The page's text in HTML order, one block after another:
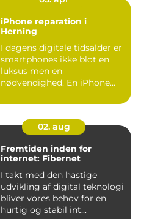
iPhone reparation i
Herning
I dagens digitale tidsalder er
smartphones ikke blot en
luksus men en
nødvendighed. En iPhone...
02. aug
Fremtiden inden for
internet: Fibernet
I takt med den hastige
udvikling af digital teknologi
bliver vores behov for en
hurtig og stabil int...